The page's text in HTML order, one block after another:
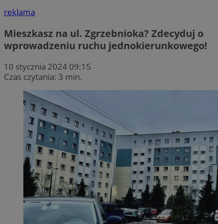
reklama
Mieszkasz na ul. Zgrzebnioka? Zdecyduj o
wprowadzeniu ruchu jednokierunkowego!
10 stycznia 2024 09:15
Czas czytania: 3 min.